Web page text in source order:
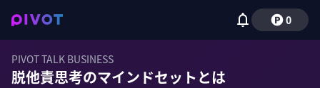
0
PIVOT TALK BUSINESS
脱他責思考のマインドセットとは